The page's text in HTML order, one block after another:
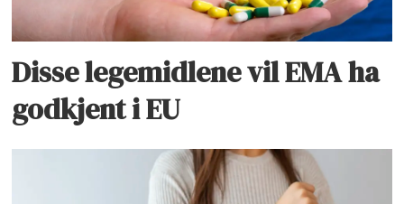
Disse legemidlene vil EMA ha
godkjent i EU